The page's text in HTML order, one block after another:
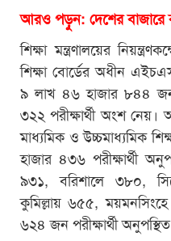
আরও পড়ুন: দেশের
শিক্ষা মন্ত্রণালয়ের
শিক্ষা বোর্ডের অধীন
৯ লাখ ৪৬ হাজার ৮৪৪
৩২২ পরীক্ষার্থী অংশ নেয়।
মাধ্যমিক ও উচ্চমাধ্যমিক
হাজার ৪৩৬ পরীক্ষার্থী
৯৩১, বরিশালে ৩৮০,
কুমিল্লায় ৬৫৫,
৬২৪ জন পরীক্ষার্থী